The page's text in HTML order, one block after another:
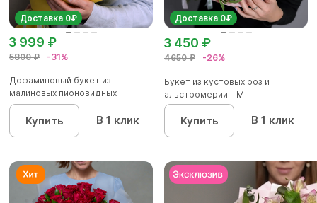
Доставка 0₽
5800 ₽ -31%
3 999 ₽
Дофаминовый букет из
малиновых пионовидных
кустовых роз...
Купить В 1 клик
Доставка 0₽
4650 ₽ -26%
3 450 ₽
Букет из кустовых роз и
альстромерии - М
Купить В 1 клик